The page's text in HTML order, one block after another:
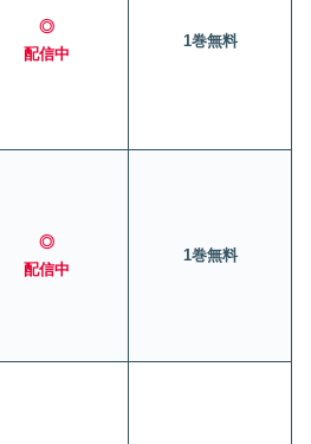
◎
配信中
1巻無料
◎
配信中
1巻無料